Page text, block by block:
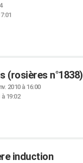
(rosières n°1838)
2010 à 16:00
19:02
induction